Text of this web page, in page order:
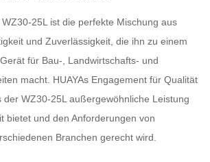
25L ist die perfekte Mischung aus
und Zuverlässigkeit, die ihn zu einem
für Bau-, Landwirtschafts- und
macht. HUAYAs Engagement für Qualität
der WZ30-25L außergewöhnliche Leistung
bietet und den Anforderungen von
Branchen gerecht wird.